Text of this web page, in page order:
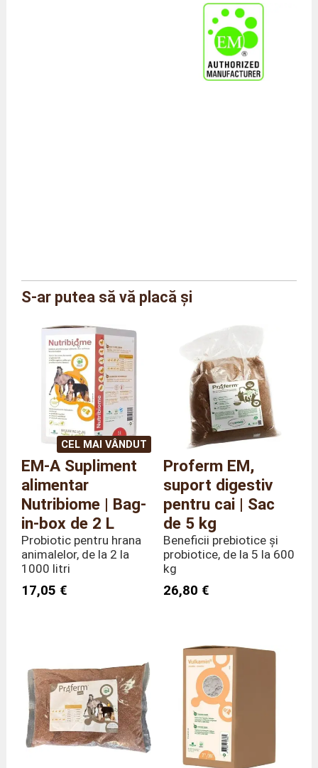
Marcă
Agriton
Referință
Greutate
S-ar putea să vă placă și
CEL MAI VÂNDUT
EM-A Supliment
alimentar
Nutribiome | Bag-
in-box de 2 L
Probiotic pentru hrana
animalelor, de la 2 la
1000 litri
17,05 €
Proferm EM,
suport digestiv
pentru cai | Sac
de 5 kg
Beneficii prebiotice și
probiotice, de la 5 la 600
kg
26,80 €